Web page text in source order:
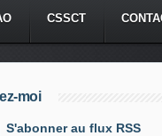
CSSCT
moi
S'abonner au flux RSS